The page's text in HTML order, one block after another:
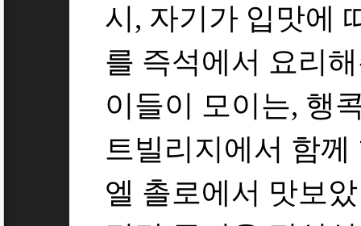
시, 자기가 입맛에
를 즉석에서 요리
이들이 모이는, 행
트빌리지에서 함
엘 촐로에서 맛보